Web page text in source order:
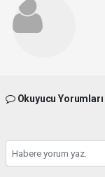
Okuyucu Yorumları